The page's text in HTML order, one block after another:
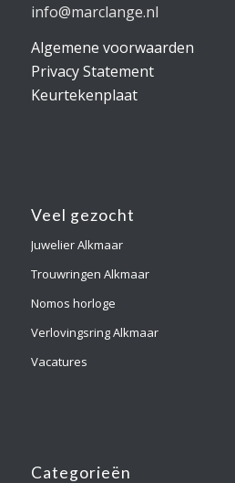
info@marclange.nl
Algemene voorwaarden
Privacy Statement
Keurtekenplaat
Veel gezocht
Juwelier Alkmaar
Trouwringen Alkmaar
Nomos horloge
Verlovingsring Alkmaar
Vacatures
Categorieën